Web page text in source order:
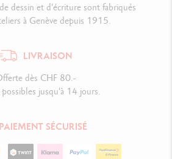
dessin et d’écriture sont fabriqués
à Genève depuis 1915.
LIVRAISON
dès CHF 80.-
jusqu'à 14 jours.
PAIEMENT SÉCURISÉ